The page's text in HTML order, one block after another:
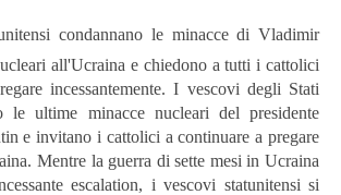
condannano le minacce di Vladimir
all'Ucraina e chiedono a tutti i cattolici
incessantemente. I vescovi degli Stati
le ultime minacce nucleari del presidente
e invitano i cattolici a continuare a pregare
Mentre la guerra di sette mesi in Ucraina
escalation, i vescovi statunitensi si